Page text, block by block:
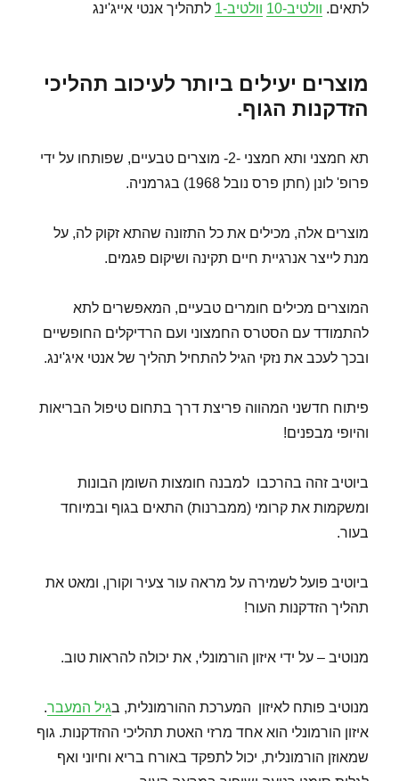
לתאים. וולטיב-10 וולטיב-1 לתהליך אנטי אייג'ינג
מוצרים יעילים ביותר לעיכוב תהליכי
הזדקנות הגוף.
תא חמצני ותא חמצני -2- מוצרים טבעיים, שפותחו על ידי
פרופ' לונן (חתן פרס נובל 1968) בגרמניה.
מוצרים אלה, מכילים את כל התזונה שהתא זקוק לה, על
מנת לייצר אנרגיית חיים תקינה ושיקום פגמים.
המוצרים מכילים חומרים טבעיים, המאפשרים לתא
להתמודד עם הסטרס החמצוני ועם הרדיקלים החופשיים
ובכך לעכב את נזקי הגיל להתחיל תהליך של אנטי איג'ינג.
פיתוח חדשני המהווה פריצת דרך בתחום טיפול הבריאות
והיופי מבפנים!
ביוטיב זהה בהרכבו למבנה חומצות השומן הבונות
ומשקמות את קרומי (ממברנות) התאים בגוף ובמיוחד
בעור.
ביוטיב פועל לשמירה על מראה עור צעיר וקורן, ומאט את
תהליך הזדקנות העור!
מנוטיב – על ידי איזון הורמונלי, את יכולה להראות טוב.
מנוטיב פותח לאיזון המערכת ההורמונלית, בגיל המעבר.
איזון הורמונלי הוא אחד מרזי האטת תהליכי ההזדקנות. גוף
שמאוזן הורמונלית, יכול לתפקד באורח בריא וחיוני ואף